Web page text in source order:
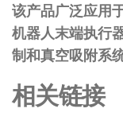
该产品广泛应用
机器人末端执行
制和真空吸附系
相关链接